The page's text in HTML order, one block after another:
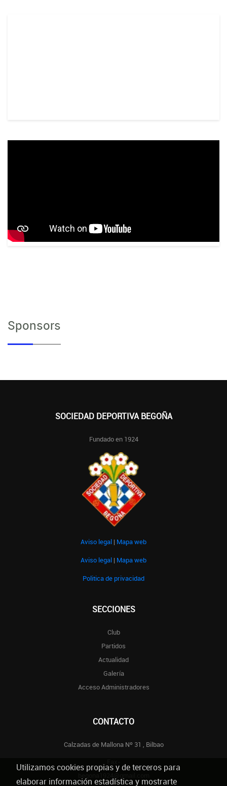
Sponsors
SOCIEDAD DEPORTIVA BEGOÑA
Fundado en 1924
Aviso legal | Mapa web
Aviso legal | Mapa web
Politica de privacidad
SECCIONES
Club
Partidos
Actualidad
Galería
Acceso Administradores
CONTACTO
Calzadas de Mallona Nº 31 , Bilbao
Utilizamos cookies propias y de terceros para
elaborar información estadística y mostrarte